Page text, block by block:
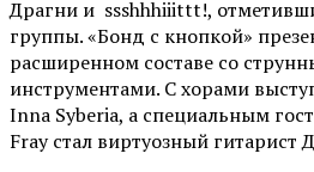
Драгни и ssshhhiiittt!,
группы. «Бонд с кнопкой»
расширенном составе со
инструментами. С хорами
Inna Syberia, а специальным
Fray стал виртуозный гитарист